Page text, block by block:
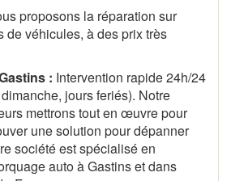
proposons la réparation sur
de véhicules, à des prix très
: Intervention rapide 24h/24
jours feriés). Notre
mettrons tout en œuvre pour
une solution pour dépanner
société est spécialisé en
auto à Gastins et dans